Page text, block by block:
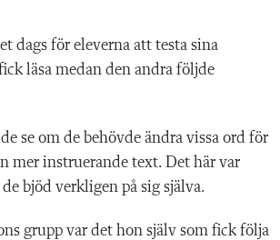
dags för eleverna att testa sina
läsa medan den andra följde
se om de behövde ändra vissa ord för
mer instruerande text. Det här var
bjöd verkligen på sig själva.
grupp var det hon själv som fick följa